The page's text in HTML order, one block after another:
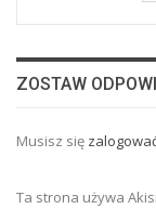
ZOSTAW
Musisz się
Ta strona używa